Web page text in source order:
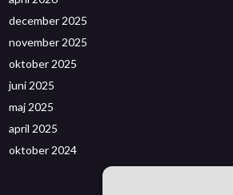
december 2025
november 2025
oktober 2025
juni 2025
maj 2025
april 2025
oktober 2024